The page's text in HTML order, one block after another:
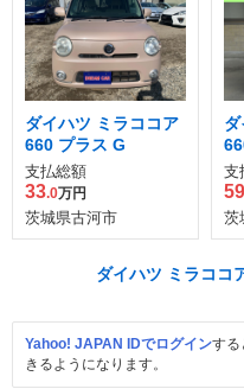
ダイハツ ミラココア
660 プラス G
支払総額
33.0万円
茨城県古河市
支
59
茨
ダイハツ ミラココ
Yahoo! JAPAN IDでログインする
きるようになります。